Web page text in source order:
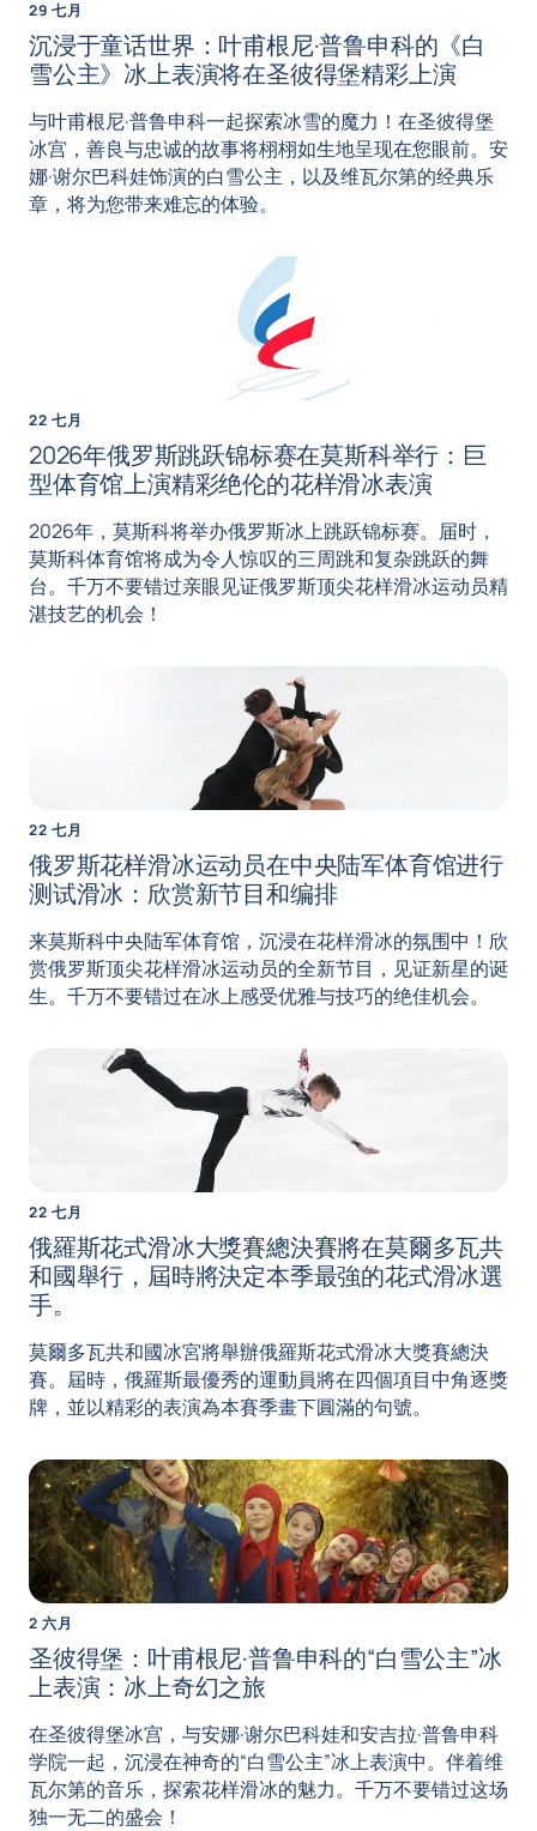
29 七月
沉浸于童话世界：叶甫根尼·普鲁申科的《白
雪公主》冰上表演将在圣彼得堡精彩上演
与叶甫根尼·普鲁申科一起探索冰雪的魔力！在圣彼得堡
冰宫，善良与忠诚的故事将栩栩如生地呈现在您眼前。安
娜·谢尔巴科娃饰演的白雪公主，以及维瓦尔第的经典乐
章，将为您带来难忘的体验。
22 七月
2026年俄罗斯跳跃锦标赛在莫斯科举行：巨
型体育馆上演精彩绝伦的花样滑冰表演
2026年，莫斯科将举办俄罗斯冰上跳跃锦标赛。届时，
莫斯科体育馆将成为令人惊叹的三周跳和复杂跳跃的舞
台。千万不要错过亲眼见证俄罗斯顶尖花样滑冰运动员精
湛技艺的机会！
22 七月
俄罗斯花样滑冰运动员在中央陆军体育馆进行
测试滑冰：欣赏新节目和编排
来莫斯科中央陆军体育馆，沉浸在花样滑冰的氛围中！欣
赏俄罗斯顶尖花样滑冰运动员的全新节目，见证新星的诞
生。千万不要错过在冰上感受优雅与技巧的绝佳机会。
22 七月
俄羅斯花式滑冰大獎賽總決賽將在莫爾多瓦共
和國舉行，屆時將決定本季最強的花式滑冰選
手。
莫爾多瓦共和國冰宮將舉辦俄羅斯花式滑冰大獎賽總決
賽。屆時，俄羅斯最優秀的運動員將在四個項目中角逐獎
牌，並以精彩的表演為本賽季畫下圓滿的句號。
2 六月
圣彼得堡：叶甫根尼·普鲁申科的“白雪公主”冰
上表演：冰上奇幻之旅
在圣彼得堡冰宫，与安娜·谢尔巴科娃和安吉拉·普鲁申科
学院一起，沉浸在神奇的“白雪公主”冰上表演中。伴着维
瓦尔第的音乐，探索花样滑冰的魅力。千万不要错过这场
独一无二的盛会！